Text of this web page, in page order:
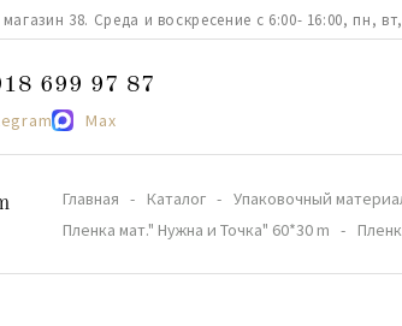
38. Среда и воскресение с 6:00- 16:00, пн,
699 97 87
Max
Главная Каталог Упаковочный
Пленка мат." Нужна и Точка" 60*30 m